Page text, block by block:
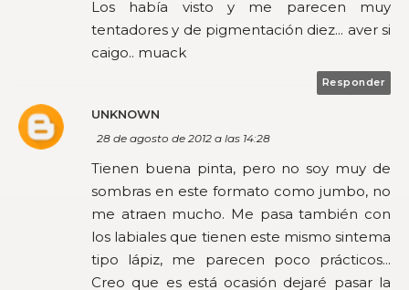
Los había visto y me parecen muy
tentadores y de pigmentación diez... aver si
caigo.. muack
Responder
UNKNOWN
28 de agosto de 2012 a las 14:28
Tienen buena pinta, pero no soy muy de
sombras en este formato como jumbo, no
me atraen mucho. Me pasa también con
los labiales que tienen este mismo sintema
tipo lápiz, me parecen poco prácticos...
Creo que es está ocasión dejaré pasar la